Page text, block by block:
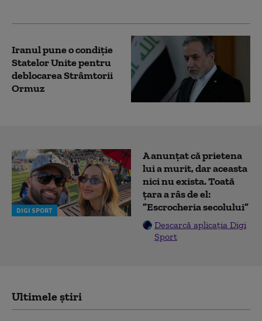
Iranul pune o condiție
Statelor Unite pentru
deblocarea Strâmtorii
Ormuz
DIGI SPORT
A anunțat că prietena
lui a murit, dar aceasta
nici nu exista. Toată
țara a râs de el:
”Escrocheria secolului”
Descarcă aplicația Digi
Sport
Ultimele știri